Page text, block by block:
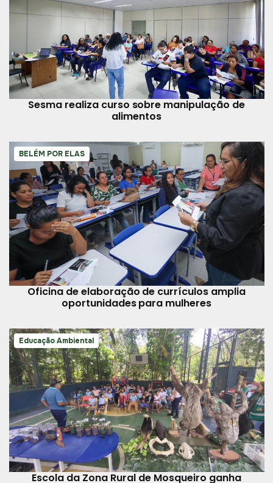
Sesma realiza curso sobre manipulação de
alimentos
BELÉM POR ELAS
Oficina de elaboração de currículos amplia
oportunidades para mulheres
Educação Ambiental
Escola da Zona Rural de Mosqueiro ganha